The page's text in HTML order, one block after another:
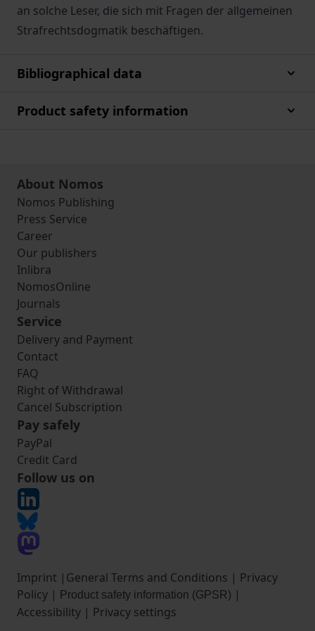
an solche Leser, die sich mit Fragen der allgemeinen
Strafrechtsdogmatik beschäftigen.
Bibliographical data
Product safety information
About Nomos
Nomos Publishing
Press Service
Career
Our publishers
Inlibra
NomosOnline
Journals
Service
Delivery and Payment
Contact
FAQ
Right of Withdrawal
Cancel Subscription
Pay safely
PayPal
Credit Card
Follow us on
Imprint | General Terms and Conditions | Privacy
Policy | Product safety information (GPSR) |
Accessibility | Privacy settings